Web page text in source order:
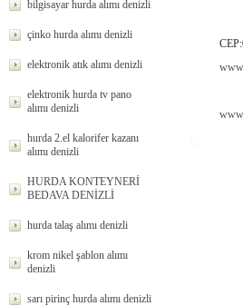
bilgisayar hurda alımı denizli
çinko hurda alımı denizli
elektronik atık alımı denizli
elektronik hurda tv pano
alımı denizli
hurda 2.el kalorifer kazanı
alımı denizli
HURDA KONTEYNERİ
BEDAVA DENİZLİ
hurda talaş alımı denizli
krom nikel şablon alımı
denizli
sarı pirinç hurda alımı denizli